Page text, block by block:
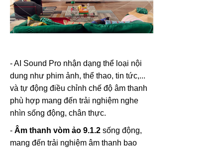
- AI Sound Pro nhận dạng thể loại nội
dung như phim ảnh, thể thao, tin tức,...
và tự động điều chỉnh chế độ âm thanh
phù hợp mang đến trải nghiệm nghe
nhìn sống động, chân thực.
- Âm thanh vòm ảo 9.1.2 sống động,
mang đến trải nghiệm âm thanh bao